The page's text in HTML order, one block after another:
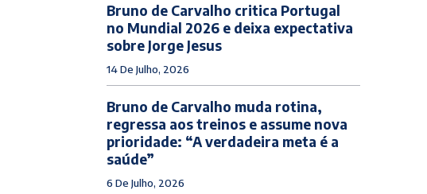
Bruno de Carvalho critica Portugal
no Mundial 2026 e deixa expectativa
sobre Jorge Jesus
14 De Julho, 2026
Bruno de Carvalho muda rotina,
regressa aos treinos e assume nova
prioridade: “A verdadeira meta é a
saúde”
6 De Julho, 2026